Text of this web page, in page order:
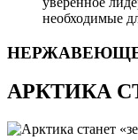
необходимые
АРКТИКА